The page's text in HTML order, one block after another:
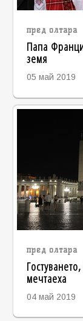
пред олтара
Папа
земя
05 май 2019
пред олтара
мечтаеха
04 май 2019